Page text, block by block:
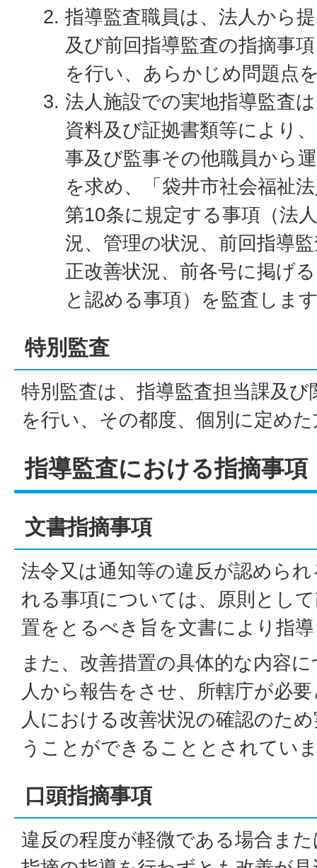
指導監査職員は、法人から
及び前回指導監査の指摘事
を行い、あらかじめ問題点
法人施設での実地指導監査
資料及び証拠書類等により
事及び監事その他職員から
を求め、「袋井市社会福祉
第10条に規定する事項（法
況、管理の状況、前回指導
正改善状況、前各号に掲げ
と認める事項）を監査しま
特別監査
特別監査は、指導監査担当課及
を行い、その都度、個別に定め
指導監査における指摘事項
文書指摘事項
法令又は通知等の違反が認めら
れる事項については、原則とし
置をとるべき旨を文書により指
また、改善措置の具体的な内容
人から報告をさせ、所轄庁が必
人における改善状況の確認のた
うことができることとされてい
口頭指摘事項
違反の程度が軽微である場合ま